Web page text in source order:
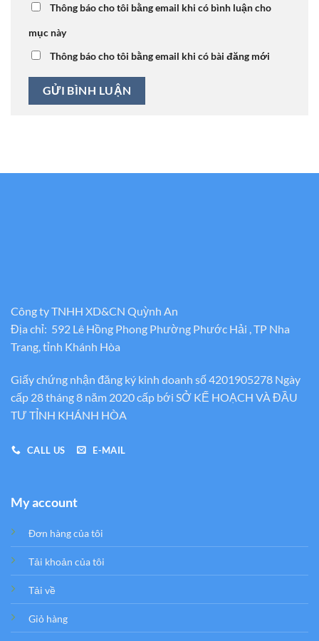
Thông báo cho tôi bằng email khi có bình luận cho
mục này
Thông báo cho tôi bằng email khi có bài đăng mới
Công ty TNHH XD&CN Quỳnh An
Địa chỉ: 592 Lê Hồng Phong Phường Phước Hải , TP Nha
Trang, tỉnh Khánh Hòa
Giấy chứng nhận đăng ký kinh doanh số 4201905278 Ngày
cấp 28 tháng 8 năm 2020 cấp bới SỞ KẾ HOẠCH VÀ ĐẦU
TƯ TỈNH KHÁNH HÒA
CALL US E-MAIL
My account
Đơn hàng của tôi
Tải khoản của tôi
Tải về
Giỏ hàng